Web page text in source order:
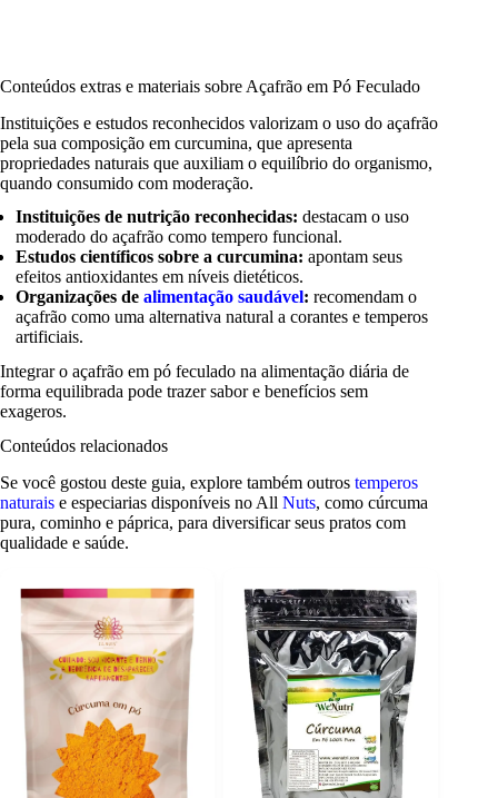
Conteúdos extras e materiais sobre Açafrão em Pó Feculado
Instituições e estudos reconhecidos valorizam o uso do açafrão
pela sua composição em curcumina, que apresenta
propriedades naturais que auxiliam o equilíbrio do organismo,
quando consumido com moderação.
Instituições de nutrição reconhecidas: destacam o uso
moderado do açafrão como tempero funcional.
Estudos científicos sobre a curcumina: apontam seus
efeitos antioxidantes em níveis dietéticos.
Organizações dealimentação saudável: recomendam o
açafrão como uma alternativa natural a corantes e temperos
artificiais.
Integrar o açafrão em pó feculado na alimentação diária de
forma equilibrada pode trazer sabor e benefícios sem
exageros.
Conteúdos relacionados
Se você gostou deste guia, explore também outros temperos
naturais e especiarias disponíveis no All Nuts, como cúrcuma
pura, cominho e páprica, para diversificar seus pratos com
qualidade e saúde.